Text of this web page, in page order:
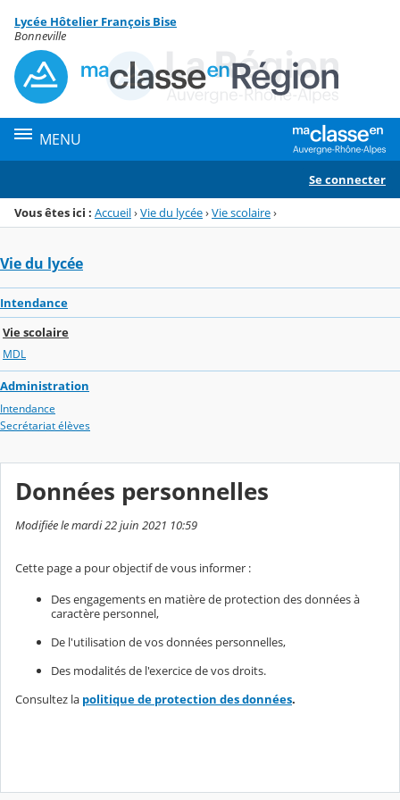
Menu de la rubrique
Contenu
Lycée Hôtelier François Bise
Bonneville
MENU
Se connecter
Vous êtes ici : Accueil›Vie du lycée›Vie scolaire›
Vie du lycée
Intendance
Vie scolaire
MDL
Administration
Intendance
Secrétariat élèves
Données personnelles
Modifiée le mardi 22 juin 2021 10:59
Cette page a pour objectif de vous informer :
Des engagements en matière de protection des données à
caractère personnel,
De l'utilisation de vos données personnelles,
Des modalités de l'exercice de vos droits.
Consultez la politique de protection des données.